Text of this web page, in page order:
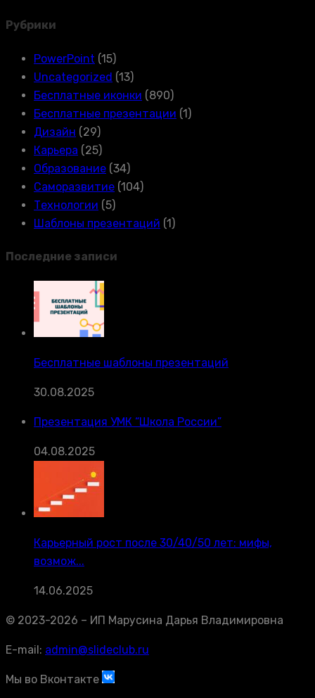
Рубрики
PowerPoint (15)
Uncategorized (13)
Бесплатные иконки (890)
Бесплатные презентации (1)
Дизайн (29)
Карьера (25)
Образование (34)
Саморазвитие (104)
Технологии (5)
Шаблоны презентаций (1)
Последние записи
Бесплатные шаблоны презентаций
30.08.2025
Презентация УМК “Школа России”
04.08.2025
Карьерный рост после 30/40/50 лет: мифы,
возмож...
14.06.2025
© 2023-2026 – ИП Марусина Дарья Владимировна
E-mail: admin@slideclub.ru
Мы во Вконтакте